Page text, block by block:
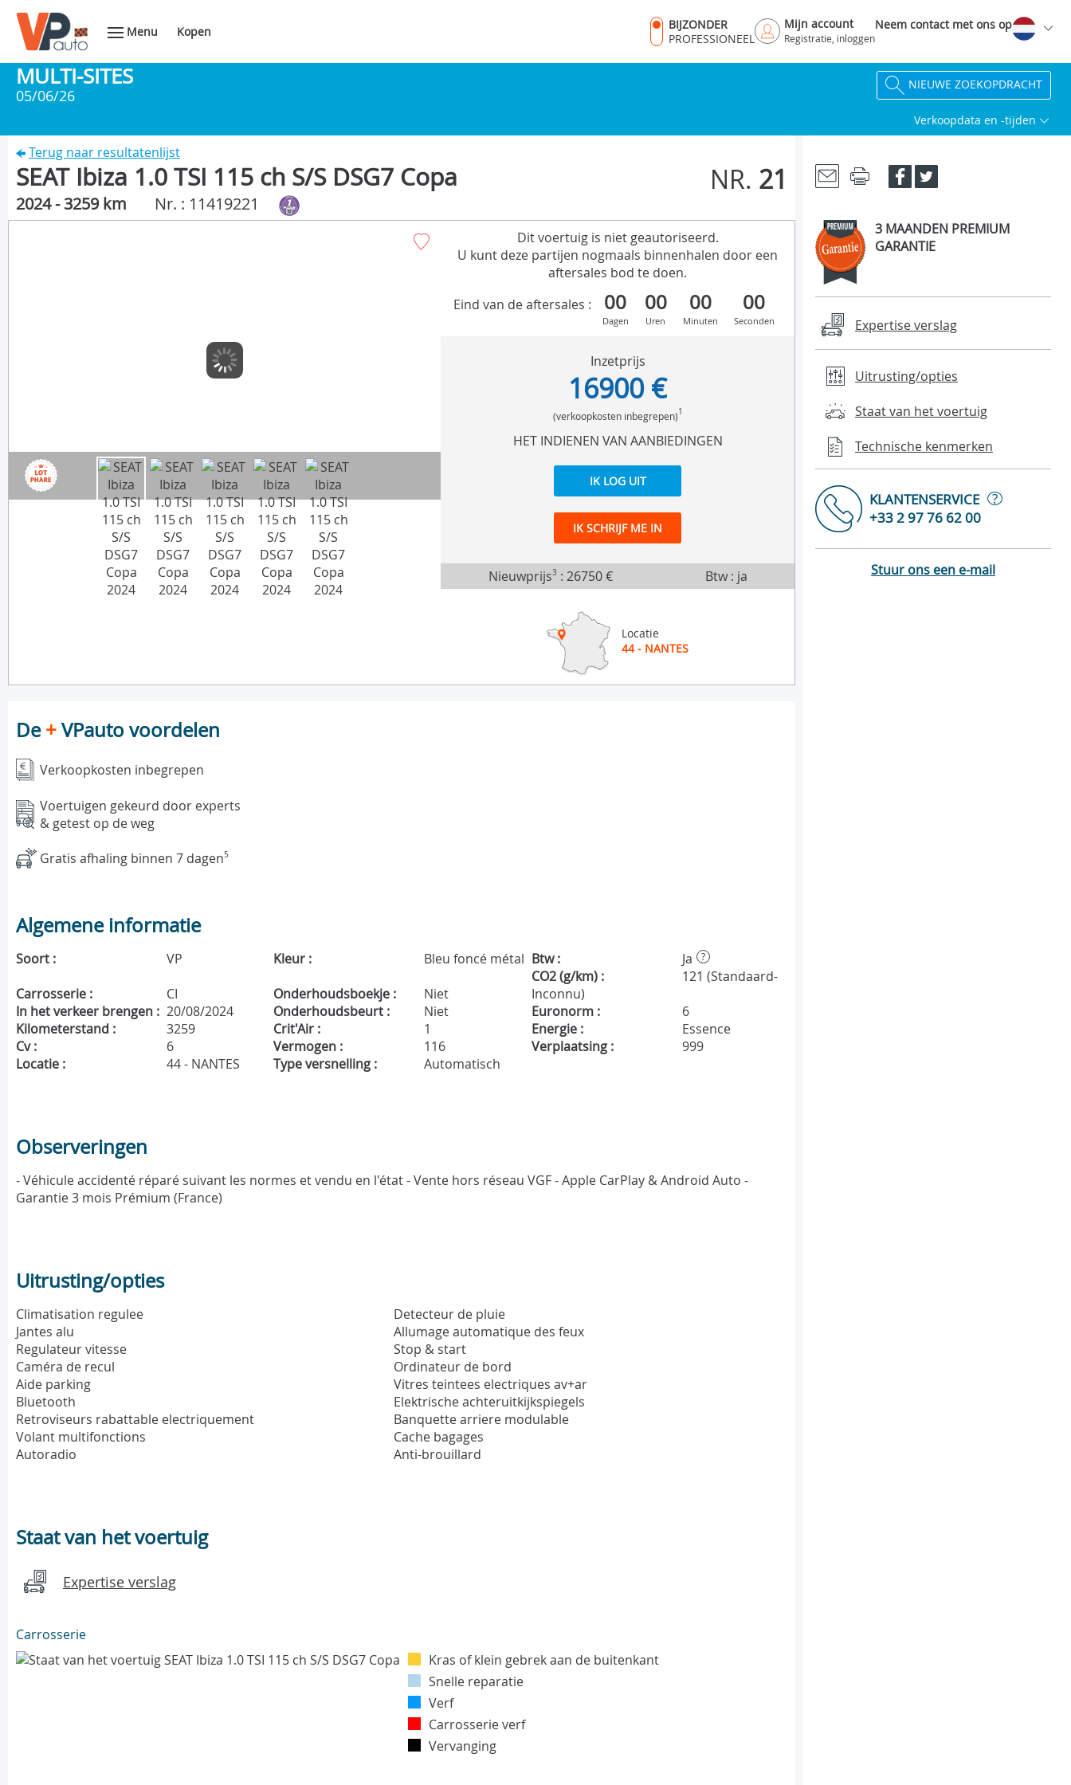
Menu Kopen
BIJZONDER
PROFESSIONEEL
Mijn account
Registratie, inloggen
Neem contact met ons op
MULTI-SITES
05/06/26
NIEUWE ZOEKOPDRACHT
Verkoopdata en -tijden
Terug naar resultatenlijst
SEAT Ibiza 1.0 TSI 115 ch S/S DSG7 Copa
2024 - 3259 km Nr. : 11419221
NR. 21
Dit voertuig is niet geautoriseerd.
U kunt deze partijen nogmaals binnenhalen door een
aftersales bod te doen.
Eind van de aftersales :
00
Dagen
00
Uren
00
Minuten
00
Seconden
Inzetprijs
16900 €
(verkoopkosten inbegrepen)1
HET INDIENEN VAN AANBIEDINGEN
IK LOG UIT
IK SCHRIJF ME IN
Nieuwprijs3 : 26750 € Btw : ja
Locatie
44 - NANTES
De+VPauto voordelen
Verkoopkosten inbegrepen
Voertuigen gekeurd door experts
& getest op de weg
Gratis afhaling binnen 7 dagen5
Algemene informatie
Soort : VP Kleur : Bleu foncé métal Btw : Ja ?
Carrosserie : CI Onderhoudsboekje : Niet
CO2 (g/km) :
121 (Standaard-
Inconnu)
In het verkeer brengen : 20/08/2024 Onderhoudsbeurt : Niet Euronorm :
6
Kilometerstand :
3259 Crit'Air : 1 Energie :
Essence
Cv :
6 Vermogen : 116 Verplaatsing :
999
Locatie :
44 - NANTES Type versnelling : Automatisch
Observeringen
- Véhicule accidenté réparé suivant les normes et vendu en l'état - Vente hors réseau VGF - Apple CarPlay & Android Auto -
Garantie 3 mois Prémium (France)
Uitrusting/opties
Climatisation regulee
Jantes alu
Regulateur vitesse
Caméra de recul
Aide parking
Bluetooth
Retroviseurs rabattable electriquement
Volant multifonctions
Autoradio
Detecteur de pluie
Allumage automatique des feux
Stop & start
Ordinateur de bord
Vitres teintees electriques av+ar
Elektrische achteruitkijkspiegels
Banquette arriere modulable
Cache bagages
Anti-brouillard
Staat van het voertuig
Expertise verslag
Carrosserie
Kras of klein gebrek aan de buitenkant
Snelle reparatie
Verf
Carrosserie verf
Vervanging
3 MAANDEN PREMIUM
GARANTIE
Expertise verslag
Uitrusting/opties
Staat van het voertuig
Technische kenmerken
KLANTENSERVICE
?
+33 2 97 76 62 00
Stuur ons een e-mail